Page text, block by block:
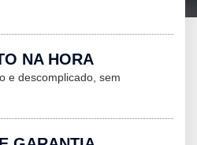
NA HORA
e descomplicado, sem